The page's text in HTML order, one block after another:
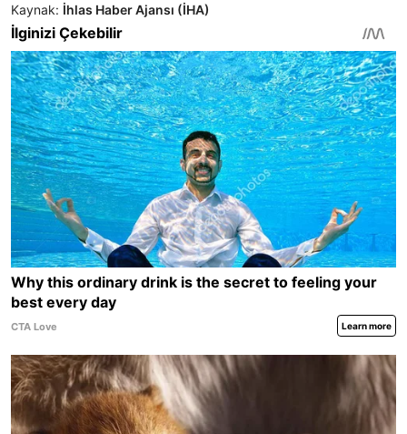
Kaynak: İhlas Haber Ajansı (İHA)